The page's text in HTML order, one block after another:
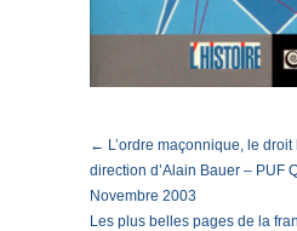
← L’ordre maçonnique, le droit
direction d’Alain Bauer – PUF
Novembre 2003
Les plus belles pages de la